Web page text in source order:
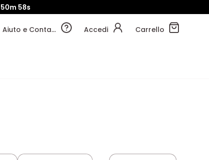
50m 57s
Aiuto e Contatti Accedi Carrello